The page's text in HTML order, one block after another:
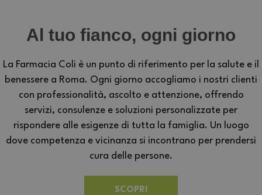
Al tuo fianco, ogni giorno
La Farmacia Coli è un punto di riferimento per la salute e il
benessere a Roma. Ogni giorno accogliamo i nostri clienti
con professionalità, ascolto e attenzione, offrendo
servizi, consulenze e soluzioni personalizzate per
rispondere alle esigenze di tutta la famiglia. Un luogo
dove competenza e vicinanza si incontrano per prendersi
cura delle persone.
SCOPRI